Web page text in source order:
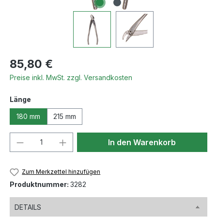
Regulärer Preis:
85,80 €
Preise inkl. MwSt. zzgl. Versandkosten
Länge
180 mm 215 mm
Produkt Anzahl: Gib denIn den Warenkorb
Zum Merkzettel hinzufügen
Produktnummer: 3282
DETAILS